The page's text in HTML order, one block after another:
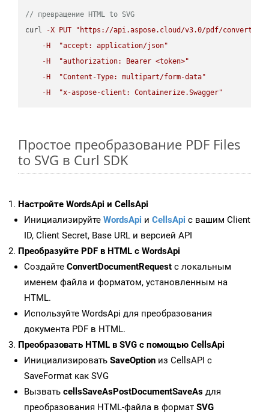
// превращение HTML to SVG
curl
-X PUT
"https://api.aspose.cloud/v3.0/pdf/convert/
- H
"accept: application/json"
- H
"authorization: Bearer <token>"
- H
"Content-Type: multipart/form-data"
- H "x-aspose-client: Containerize.Swagger"
Простое преобразование PDF Files
to SVG в Curl SDK
Настройте WordsApi и CellsApi
Инициализируйте WordsApi и CellsApi с вашим Client
ID, Client Secret, Base URL и версией API
Преобразуйте PDF в HTML с WordsApi
Создайте ConvertDocumentRequest с локальным
именем файла и форматом, установленным на
HTML.
Используйте WordsApi для преобразования
документа PDF в HTML.
Преобразовать HTML в SVG с помощью CellsApi
Инициализировать SaveOption из CellsAPI с
SaveFormat как SVG
Вызвать cellsSaveAsPostDocumentSaveAs для
преобразования HTML-файла в формат SVG